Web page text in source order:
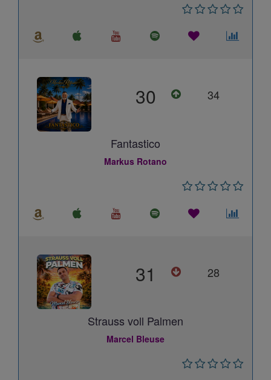
30 34
Fantastico
Markus Rotano
31 28
Strauss voll Palmen
Marcel Bleuse